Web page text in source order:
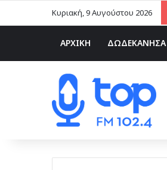
Κυριακή, 9 Αυγούστου 2026
ΑΡΧΙΚΗ ΔΩΔΕΚΑΝΗΣΑ